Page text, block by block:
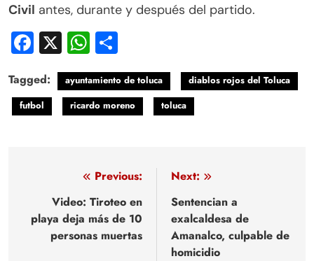
Civil antes, durante y después del partido.
Facebook
X WhatsApp
Tagged: ayuntamiento de toluca
diablos rojos del Toluca
futbol
ricardo moreno toluca
Navegación
entradas
Previous:
Video: Tiroteo en
playa deja más de 10
personas muertas
Next:
Sentencian a
exalcaldesa de
Amanalco, culpable de
homicidio